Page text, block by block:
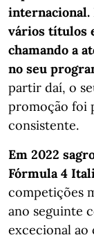
internacional.
vários títulos
chamando a
no seu
partir daí, o
promoção foi
consistente.
Em 2022
Fórmula 4
competições
ano seguinte
excecional